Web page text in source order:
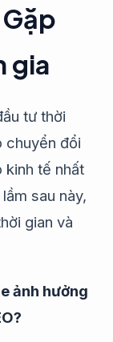
gia
tư thời
chuyển đổi
kinh tế nhất
sau này,
gian và
ảnh hưởng